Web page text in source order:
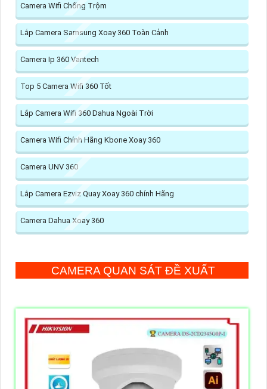
Camera Wifi Chống Trộm
Lắp Camera Samsung Xoay 360 Toàn Cảnh
Camera Ip 360 Vantech
Top 5 Camera Wifi 360 Tốt
Lắp Camera Wifi 360 Dahua Ngoài Trời
Camera Wifi Chính Hãng Kbone Xoay 360
Camera UNV 360
Lắp Camera Ezviz Quay Xoay 360 chính Hãng
Camera Dahua Xoay 360
CAMERA QUAN SÁT ĐỀ XUẤT